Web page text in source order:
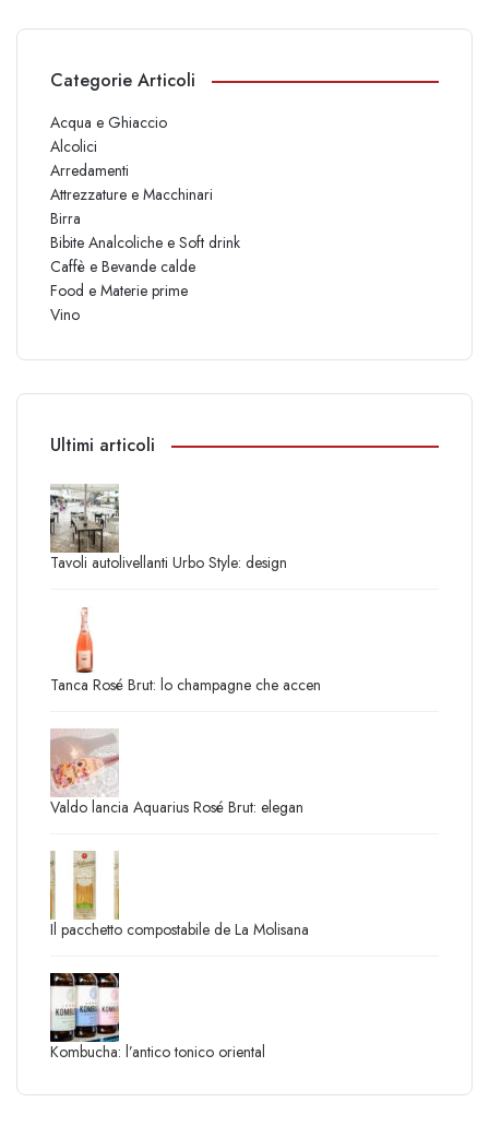
Categorie Articoli
Acqua e Ghiaccio
Alcolici
Arredamenti
Attrezzature e Macchinari
Birra
Bibite Analcoliche e Soft drink
Caffè e Bevande calde
Food e Materie prime
Vino
Ultimi articoli
Tavoli autolivellanti Urbo Style: design
Tanca Rosé Brut: lo champagne che accen
Valdo lancia Aquarius Rosé Brut: elegan
Il pacchetto compostabile de La Molisana
Kombucha: l’antico tonico oriental